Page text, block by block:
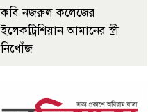
কবি নজরুল কলেজের
ইলেকট্রিশিয়ান আমানের স্ত্রী
নিখোঁজ